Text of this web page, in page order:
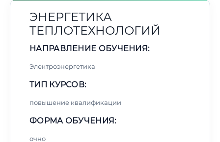
ЭНЕРГЕТИКА
ТЕПЛОТЕХНОЛОГИЙ
НАПРАВЛЕНИЕ ОБУЧЕНИЯ:
Электроэнергетика
ТИП КУРСОВ:
повышение квалификации
ФОРМА ОБУЧЕНИЯ:
очно